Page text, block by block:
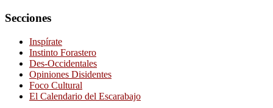
Secciones
Inspírate
Instinto Forastero
Des-Occidentales
Opiniones Disidentes
Foco Cultural
El Calendario del Escarabajo